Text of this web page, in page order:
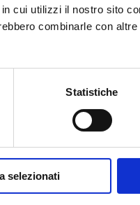
cui utilizzi il nostro sito
combinarle con
Statistiche
selezionati
Buenos Aires, Sao paulo (santos)